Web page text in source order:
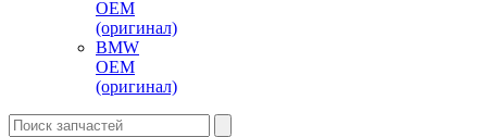
OEM
(оригинал)
BMW
OEM
(оригинал)